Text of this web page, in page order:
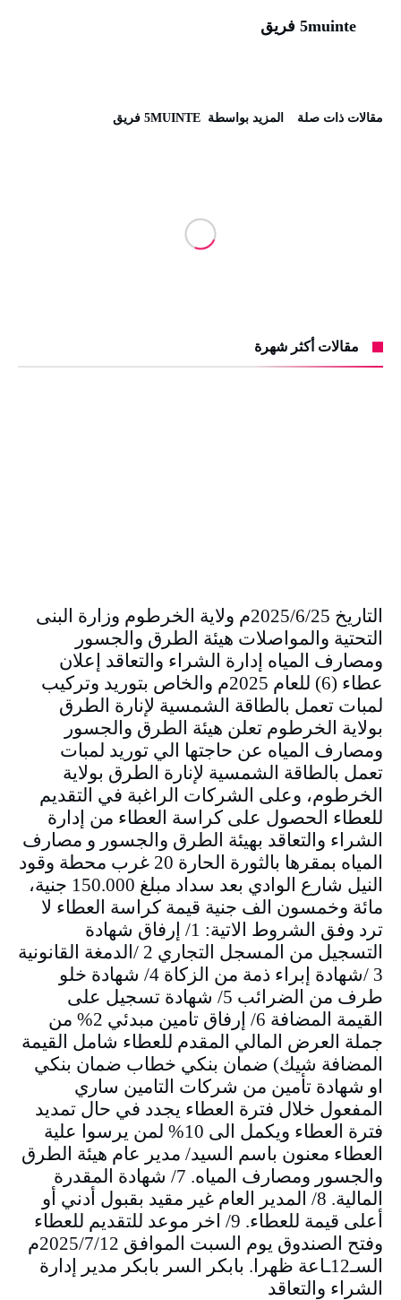
5muinte فريق
‫مقالات ذات صلة‬ ‫‫المزيد بواسطة‬ ‬ 5MUINTE فريق
مقالات أكثر شهرة
التاريخ 2025/6/25م ولاية الخرطوم وزارة البنى
التحتية والمواصلات هيئة الطرق والجسور
ومصارف المياه إدارة الشراء والتعاقد إعلان
عطاء (6) للعام 2025م والخاص بتوريد وتركيب
لمبات تعمل بالطاقة الشمسية لإنارة الطرق
بولاية الخرطوم تعلن هيئة الطرق والجسور
ومصارف المياه عن حاجتها الي توريد لمبات
تعمل بالطاقة الشمسية لإنارة الطرق بولاية
الخرطوم، وعلى الشركات الراغبة في التقديم
للعطاء الحصول على كراسة العطاء من إدارة
الشراء والتعاقد بهيئة الطرق والجسور و مصارف
المياه بمقرها بالثورة الحارة 20 غرب محطة وقود
النيل شارع الوادي بعد سداد مبلغ 150.000 جنية،
مائة وخمسون الف جنية قيمة كراسة العطاء لا
ترد وفق الشروط الاتية: 1/ إرفاق شهادة
التسجيل من المسجل التجاري 2 /الدمغة القانونية
3 /شهادة إبراء ذمة من الزكاة 4/ شهادة خلو
طرف من الضرائب 5/ شهادة تسجيل على
القيمة المضافة 6/ إرفاق تامين مبدئي 2% من
جملة العرض المالي المقدم للعطاء شامل القيمة
المضافة شيك) ضمان بنكي خطاب ضمان بنكي
او شهادة تأمين من شركات التامين ساري
المفعول خلال فترة العطاء يجدد في حال تمديد
فترة العطاء ويكمل الى 10% لمن يرسوا علية
العطاء معنون باسم السيد/ مدير عام هيئة الطرق
والجسور ومصارف المياه. 7/ شهادة المقدرة
المالية. 8/ المدير العام غير مقيد بقبول أدني أو
أعلى قيمة للعطاء. 9/ اخر موعد للتقديم للعطاء
وفتح الصندوق يوم السبت الموافق 2025/7/12م
السـ12ـاعة ظهرا. بابكر السر بابكر مدير إدارة
الشراء والتعاقد